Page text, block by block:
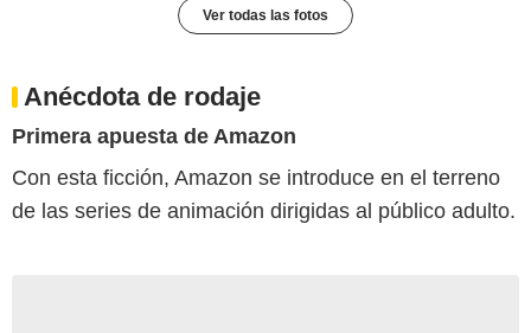
Ver todas las fotos
Anécdota de rodaje
Primera apuesta de Amazon
Con esta ficción, Amazon se introduce en el terreno
de las series de animación dirigidas al público adulto.